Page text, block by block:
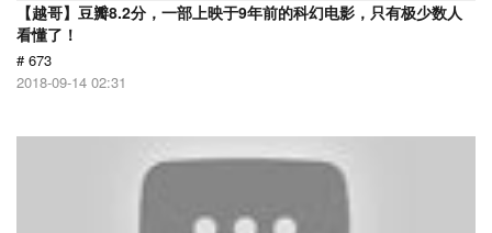
【越哥】豆瓣8.2分，一部上映于9年前的科幻电影，只有极少数人
看懂了！
# 673
2018-09-14 02:31